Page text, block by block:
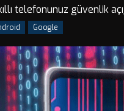
telefonunuz güvenlik
Google